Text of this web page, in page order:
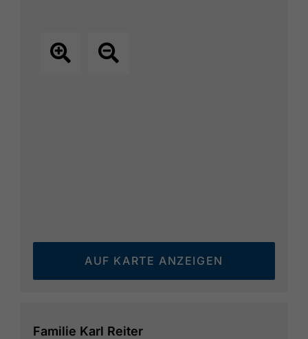
AUF KARTE ANZEIGEN
Familie Karl Reiter